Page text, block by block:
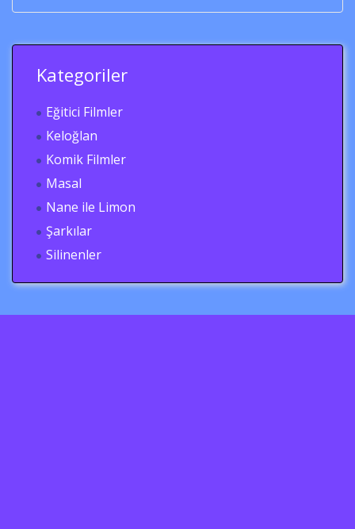
Kategoriler
Eğitici Filmler
Keloğlan
Komik Filmler
Masal
Nane ile Limon
Şarkılar
Silinenler